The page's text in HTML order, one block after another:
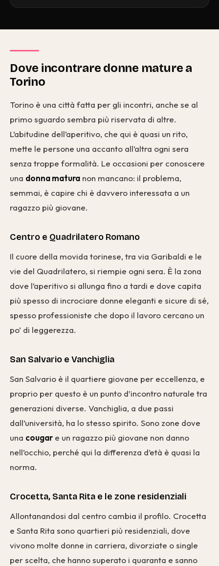
Dove incontrare donne mature a
Torino
Torino è una città fatta per gli incontri, anche se al
primo sguardo sembra più riservata di altre.
L’abitudine dell’aperitivo, che qui è quasi un rito,
mette le persone una accanto all’altra ogni sera
senza troppe formalità. Le occasioni per conoscere
una donna matura non mancano: il problema,
semmai, è capire chi è davvero interessata a un
ragazzo più giovane.
Centro e Quadrilatero Romano
Il cuore della movida torinese, tra via Garibaldi e le
vie del Quadrilatero, si riempie ogni sera. È la zona
dove l’aperitivo si allunga fino a tardi e dove capita
più spesso di incrociare donne eleganti e sicure di sé,
spesso professioniste che dopo il lavoro cercano un
po’ di leggerezza.
San Salvario e Vanchiglia
San Salvario è il quartiere giovane per eccellenza, e
proprio per questo è un punto d’incontro naturale tra
generazioni diverse. Vanchiglia, a due passi
dall’università, ha lo stesso spirito. Sono zone dove
una cougar e un ragazzo più giovane non danno
nell’occhio, perché qui la differenza d’età è quasi la
norma.
Crocetta, Santa Rita e le zone residenziali
Allontanandosi dal centro cambia il profilo. Crocetta
e Santa Rita sono quartieri più residenziali, dove
vivono molte donne in carriera, divorziate o single
per scelta, che hanno superato i quaranta e sanno